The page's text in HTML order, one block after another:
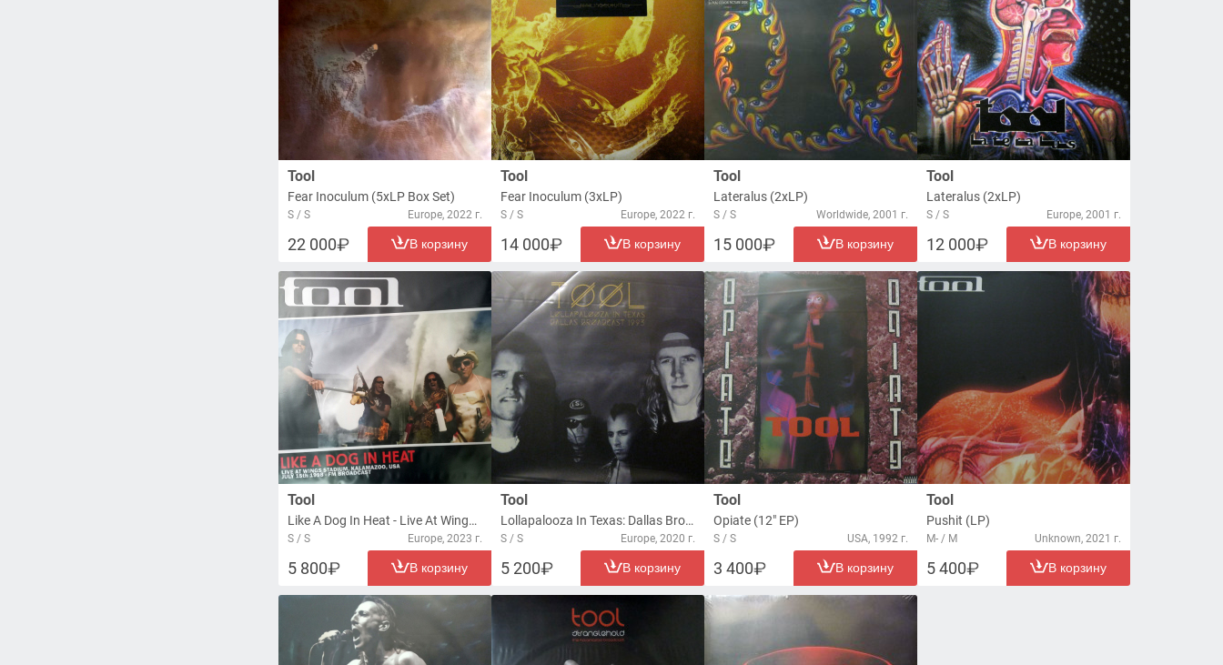
Tool
Fear Inoculum (5xLP Box Set)
S / S Europe, 2022 г.
22 000 В корзину
Tool
Fear Inoculum (3xLP)
S / S Europe, 2022 г.
14 000 В корзину
Tool
Lateralus (2xLP)
S / S Worldwide, 2001 г.
15 000 В корзину
Tool
Lateralus (2xLP)
S / S Europe, 2001 г.
12 000 В корзину
Tool
Like A Dog In Heat - Live At Wings Stadium, Kalamazoo, USA, July 15th 1998 - FM Broadcast (LP)
S / S Europe, 2023 г.
5 800 В корзину
Tool
Lollapalooza In Texas: Dallas Broadcast 1993 (2xLP)
S / S Europe, 2020 г.
5 200 В корзину
Tool
Opiate (12" EP)
S / S USA, 1992 г.
3 400 В корзину
Tool
Pushit (LP)
M- / M Unknown, 2021 г.
5 400 В корзину